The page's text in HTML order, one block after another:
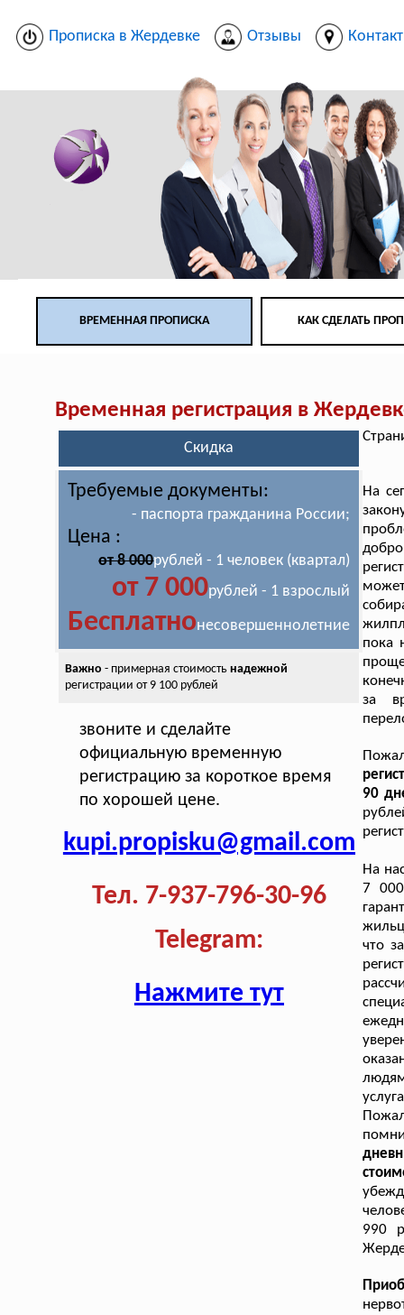
Прописка в Жердевке Отзывы
ВРЕМЕННАЯ ПРОПИСКА КАК СДЕЛАТЬ
Временная регистрация в
Скидка
Требуемые документы:
- паспорта гражданина России;
Цена :
от 8 000рублей - 1 человек (квартал)
от 7 000рублей - 1 взрослый
Бесплатнонесовершеннолетние
Важно - примерная стоимостьнадежной
регистрации от 9 100 рублей
звоните и сделайте
официальную временную
регистрацию за короткое время
по хорошей цене.
kupi.propisku@gmail.com
Тел. 7-937-796-30-96
Telegram:
Нажмите тут
На
пока
за
90
На
7
что
990